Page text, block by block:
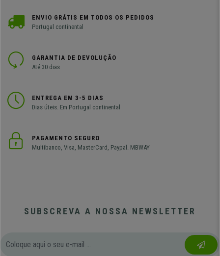
ENVIO GRÁTIS EM TODOS OS PEDIDOS
Portugal continental
GARANTIA DE DEVOLUÇÃO
Até 30 dias
ENTREGA EM 3-5 DIAS
Dias úteis. Em Portugal continental
PAGAMENTO SEGURO
Multibanco, Visa, MasterCard, Paypal. MBWAY
SUBSCREVA A NOSSA NEWSLETTER